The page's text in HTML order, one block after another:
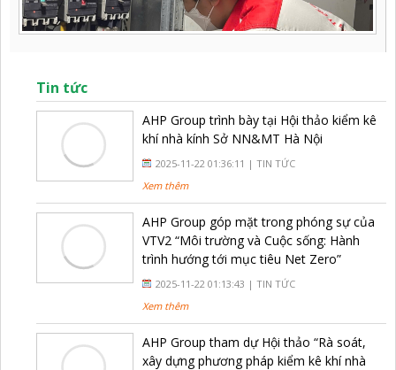
Tin tức
AHP Group trình bày tại Hội thảo kiểm kê
khí nhà kính Sở NN&MT Hà Nội
2025-11-22 01:36:11 | TIN TỨC
Xem thêm
AHP Group góp mặt trong phóng sự của
VTV2 “Môi trường và Cuộc sống: Hành
trình hướng tới mục tiêu Net Zero”
2025-11-22 01:13:43 | TIN TỨC
Xem thêm
AHP Group tham dự Hội thảo “Rà soát,
xây dựng phương pháp kiểm kê khí nhà